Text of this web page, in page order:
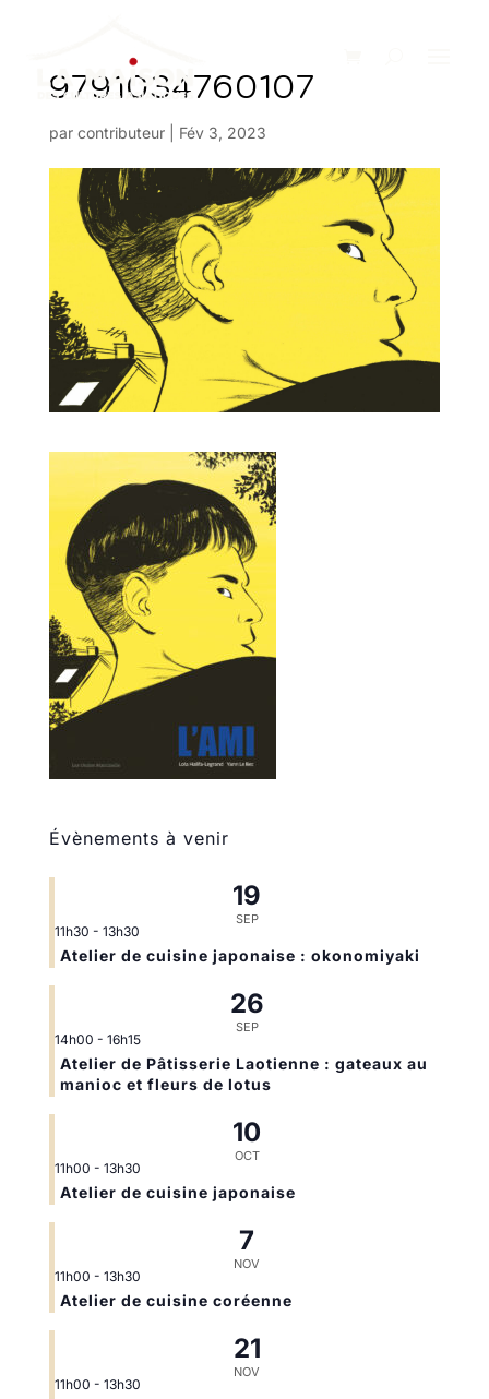
9791034760107
par contributeur| Fév 3, 2023
Évènements à venir
19
SEP
11h30 - 13h30
Atelier de cuisine japonaise : okonomiyaki
26
SEP
14h00 - 16h15
Atelier de Pâtisserie Laotienne : gateaux au
manioc et fleurs de lotus
10
OCT
11h00 - 13h30
Atelier de cuisine japonaise
7
NOV
11h00 - 13h30
Atelier de cuisine coréenne
21
NOV
11h00 - 13h30